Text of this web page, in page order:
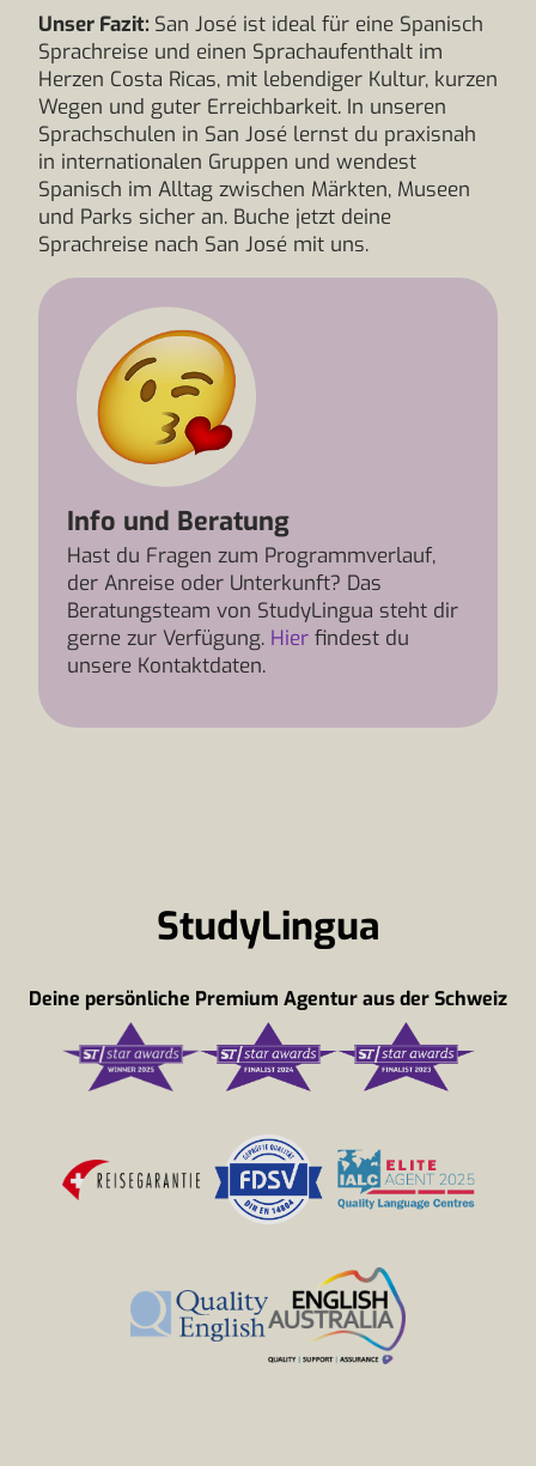
Unser Fazit: San José ist ideal für eine Spanisch
Sprachreise und einen Sprachaufenthalt im
Herzen Costa Ricas, mit lebendiger Kultur, kurzen
Wegen und guter Erreichbarkeit. In unseren
Sprachschulen in San José lernst du praxisnah
in internationalen Gruppen und wendest
Spanisch im Alltag zwischen Märkten, Museen
und Parks sicher an. Buche jetzt deine
Sprachreise nach San José mit uns.
Info und Beratung
Hast du Fragen zum Programmverlauf,
der Anreise oder Unterkunft? Das
Beratungsteam von StudyLingua steht dir
gerne zur Verfügung. Hier findest du
unsere Kontaktdaten.
StudyLingua
Deine persönliche Premium Agentur aus der Schweiz